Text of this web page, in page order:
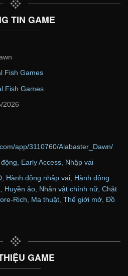
TIN GAME
Fish Games
Fish Games
2026
app/3110760/Alabaster_Dawn/
Early Access Nhập vai
, Hành động nhập vai, Hành động
Huyền ảo Nhân vật chính nữ Chặt
Rich Ma thuật Thế giới mở Đồ
GAME